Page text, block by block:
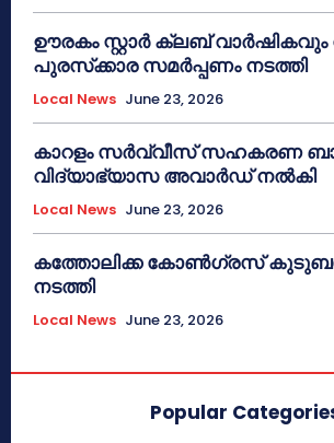
ഊരകം സ്റ്റാർ ക്ലബ്
പുരസ്‌ക്കാര സമർപ്പണം നടത്തി
Local News June 23, 2026
കാറളം സർവ്വീസ് സഹകരണ
വിദ്യാഭ്യാസ അവാർഡ് നൽകി
Local News June 23, 2026
കത്തോലിക്ക കോൺഗ്രസ്
നടത്തി
Local News June 23, 2026
Popular